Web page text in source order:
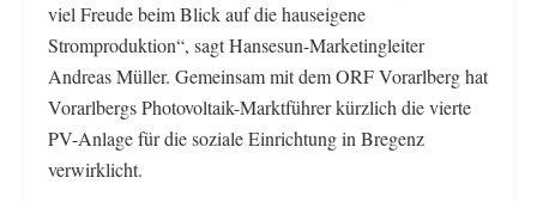
viel Freude beim Blick auf die hauseigene
Stromproduktion“, sagt Hansesun-Marketingleiter
Andreas Müller. Gemeinsam mit dem ORF Vorarlberg hat
Vorarlbergs Photovoltaik-Marktführer kürzlich die vierte
PV-Anlage für die soziale Einrichtung in Bregenz
verwirklicht.